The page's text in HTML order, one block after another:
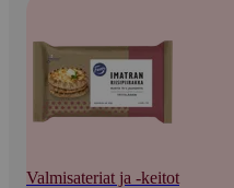
Valmisateriat ja -keitot